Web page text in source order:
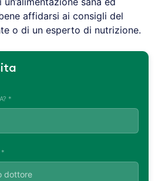
affidarsi ai consigli del
o di un esperto di nutrizione.
*
*